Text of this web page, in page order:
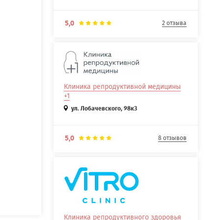
5,0 2 отзыва
Клиника репродуктивной медицины
+1
ул. Лобачевского, 98к3
5,0 8 отзывов
Клиника репродуктивного здоровья